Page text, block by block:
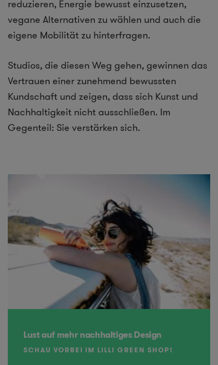
reduzieren, Energie bewusst einzusetzen,
vegane Alternativen zu wählen und auch die
eigene Mobilität zu hinterfragen.
Studios, die diesen Weg gehen, gewinnen das
Vertrauen einer zunehmend bewussten
Kundschaft und zeigen, dass sich Kunst und
Nachhaltigkeit nicht ausschließen. Im
Gegenteil: Sie verstärken sich.
Lust auf mehr nachhaltiges Design
SCHAU VORBEI IM LILLI GREEN SHOP!